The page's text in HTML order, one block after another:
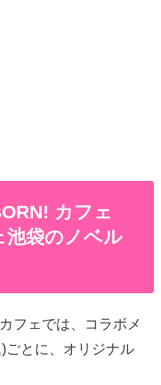
カフェ
袋のノベル
フェでは、コラボメ
ごとに、オリジナル